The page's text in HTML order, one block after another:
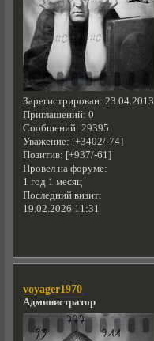
Зарегистрирован: 23.04.2013
Приглашений: 0
Сообщений: 29395
Уважение: [+3402/-74]
Позитив: [+937/-61]
Провел на форуме:
1 год 1 месяц
Последний визит:
19.02.2026 11:31
voyager1970
Администратор